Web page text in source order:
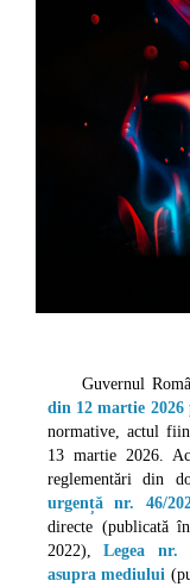
Guvernul
din 12 martie 2026
normative, actul
13 martie 2026.
reglementări din
urgență nr. 46/
directe (publicată
2022),Legea nr.
asupra mediului